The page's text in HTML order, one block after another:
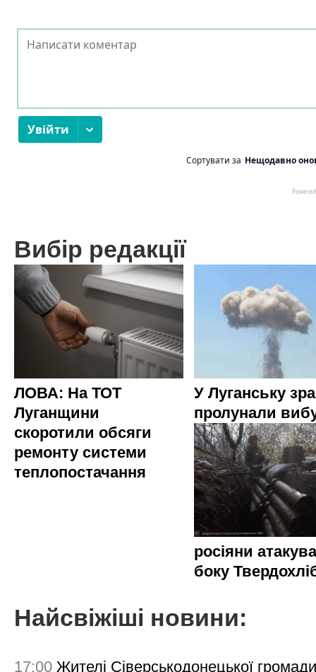
Вибір редакції
ЛОВА: На ТОТ
Луганщини
скоротили обсяги
ремонту системи
теплопостачання
У Луганську
пролунали
росіяни
боку
Найсвіжіші новини:
17:00 Жителі Сіверськодонецької